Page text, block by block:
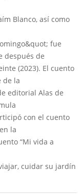
Blanco, así como
fue
después de
(2023). El cuento
de la
editorial Alas de
con el cuento
la
“Mi vida a
cuidar su jardín